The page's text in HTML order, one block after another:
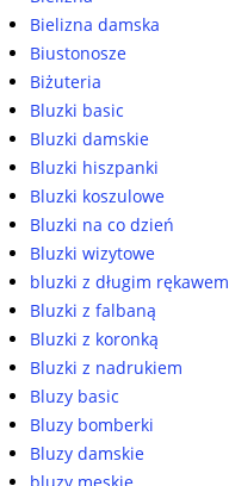
Bielizna damska
Biustonosze
Biżuteria
Bluzki basic
Bluzki damskie
Bluzki hiszpanki
Bluzki koszulowe
Bluzki na co dzień
Bluzki wizytowe
bluzki z długim rękawem
Bluzki z falbaną
Bluzki z koronką
Bluzki z nadrukiem
Bluzy basic
Bluzy bomberki
Bluzy damskie